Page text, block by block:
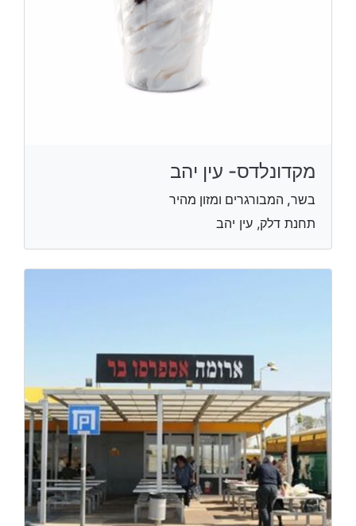
מקדונלדס- עין יהב
בשר, המבורגרים ומזון מהיר
תחנת דלק, עין יהב